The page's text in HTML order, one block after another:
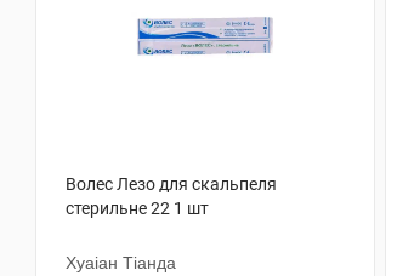
Волес Лезо для скальпеля
стерильне 22 1 шт
Хуаіан Тіанда